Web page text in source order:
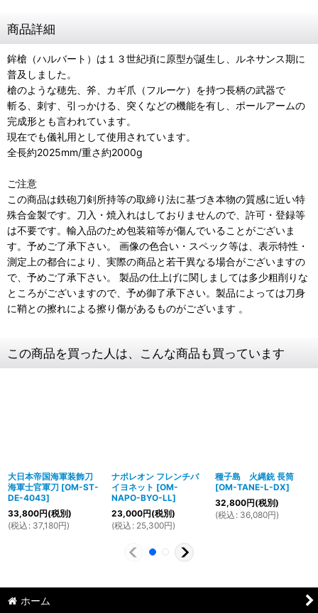
商品詳細
鉾槍（ハルバート）は１３世紀頃に原型が誕生し、ルネサンス期に
普及しました。
槍のような穂先、斧、カギ爪（フルーケ）を持つ長柄の武器で
斬る、刺す、引っかける、突くなどの機能を有し、ポールアームの
完成形とも言われています。
現在でも儀礼用として使用されています。
全長約2025mm/重さ約2000g
ご注意
この商品は鉄砲刀剣所持等の取締り法に基づき本物の質感に近い特
殊合金製です。刀入・焼入れはしておりませんので、許可・登録等
は不要です。輸入品のため包装箱等が傷んでいることがございま
す。予めご了承下さい。 画像の色合い・スペック等は、表示特性・
測定上の都合により、実際の商品と若干異なる場合がございますの
で、予めご了承下さい。 製品の仕上げに関しましては多少粗削りな
ところがございますので、予め御了承下さい。製品によっては刀身
に鞘との擦れによる擦り傷があるものがございます 。
この商品を買った人は、こんな商品も買っています
大日本帝国海軍装飾刀
海軍士官軍刀 [OM-ST-
DE-4043]
33,800円(税別)
(税込 : 37,180円)
ナポレオン フレンチバ
イヨネット [OM-
NAPO-BYO-LL]
23,000円(税別)
(税込 : 25,300円)
種子島 火縄銃 長筒
[OM-TANE-L-DX]
32,800円(税別)
(税込 : 36,080円)
ホーム